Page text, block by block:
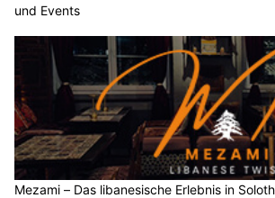
und Events
Mezami – Das libanesische Erlebnis in